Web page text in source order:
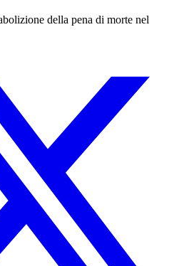
della pena di morte nel